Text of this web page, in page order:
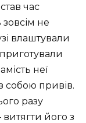
час
не
влаштували
неї
собою привів.
разу
його з